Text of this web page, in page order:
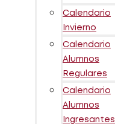
Calendario
Invierno
Calendario
Alumnos
Regulares
Calendario
Alumnos
Ingresantes